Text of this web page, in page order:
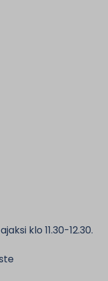
klo 11.30-12.30.